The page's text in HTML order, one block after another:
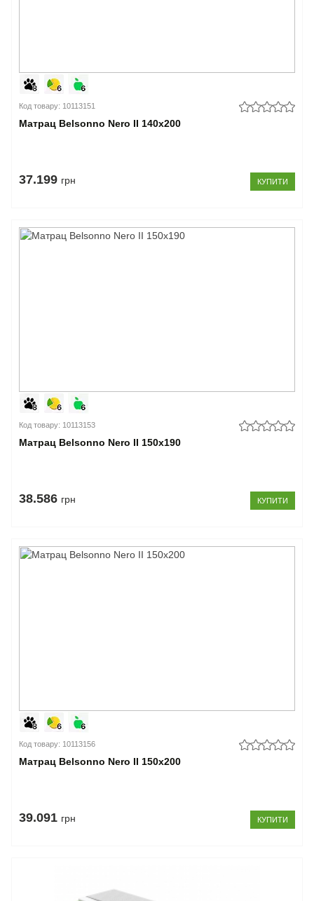
Код товару: 10113151
Матрац Belsonno Nero II 140x200
37.199 грн КУПИТИ
Код товару: 10113153
Матрац Belsonno Nero II 150x190
38.586 грн КУПИТИ
Код товару: 10113156
Матрац Belsonno Nero II 150x200
39.091 грн КУПИТИ